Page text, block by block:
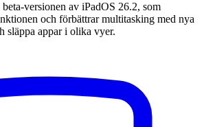
versionen av iPadOS 26.2, som
och förbättrar multitasking med nya
släppa appar i olika vyer.